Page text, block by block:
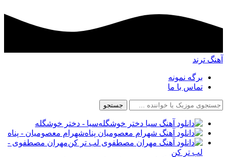
آهنگ ترند
برگه نمونه
تماس با ما
جستجو
سیا - دختر خوشگله
شهرام معصومیان - پناه
مهران مصطفوی -
لب تر کن